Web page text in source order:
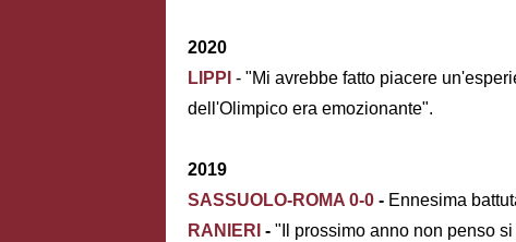
2020
LIPPI - "Mi avrebbe fatto piacere
dell'Olimpico era emozionante".
2019
SASSUOLO-ROMA 0-0 - Ennesima
RANIERI - "Il prossimo anno non penso